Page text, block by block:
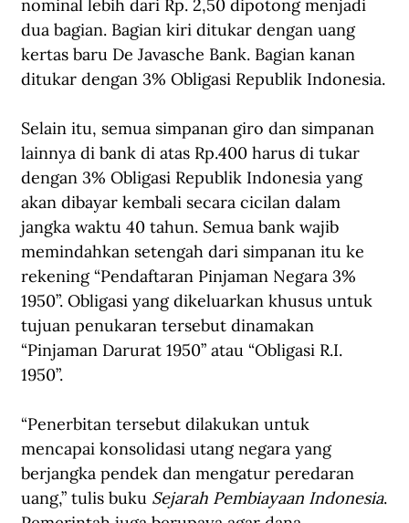
nominal lebih dari Rp. 2,50 dipotong menjadi
dua bagian. Bagian kiri ditukar dengan uang
kertas baru De Javasche Bank. Bagian kanan
ditukar dengan 3% Obligasi Republik Indonesia.
Selain itu, semua simpanan giro dan simpanan
lainnya di bank di atas Rp.400 harus di tukar
dengan 3% Obligasi Republik Indonesia yang
akan dibayar kembali secara cicilan dalam
jangka waktu 40 tahun. Semua bank wajib
memindahkan setengah dari simpanan itu ke
rekening “Pendaftaran Pinjaman Negara 3%
1950”. Obligasi yang dikeluarkan khusus untuk
tujuan penukaran tersebut dinamakan
“Pinjaman Darurat 1950” atau “Obligasi R.I.
1950”.
“Penerbitan tersebut dilakukan untuk
mencapai konsolidasi utang negara yang
berjangka pendek dan mengatur peredaran
uang,” tulis buku Sejarah Pembiayaan Indonesia.